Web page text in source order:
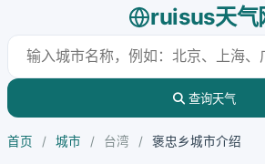
ruisus天气
查询天气
首页 / 城市 / 台湾 / 褒忠乡城市介绍